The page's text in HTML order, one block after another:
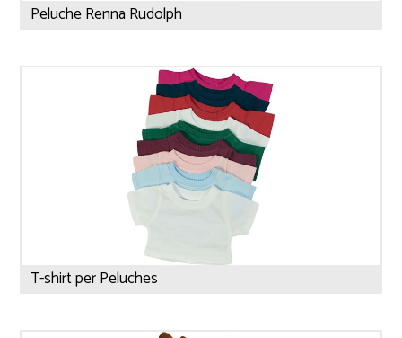
Peluche Renna Rudolph
T-shirt per Peluches